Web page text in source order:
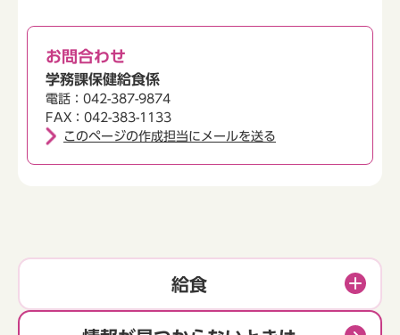
お問合わせ
学務課保健給食係
電話：042-387-9874
FAX：042-383-1133
このページの作成担当にメールを送る
給食